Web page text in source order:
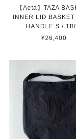
【Aeta】TAZA
INNER LID
HANDLE:S /
¥26,400